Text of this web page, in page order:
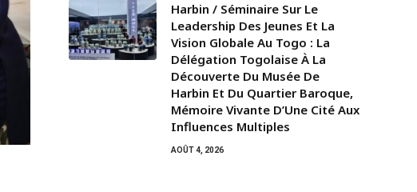
Harbin / Séminaire Sur Le
Leadership Des Jeunes Et La
Vision Globale Au Togo : La
Délégation Togolaise À La
Découverte Du Musée De
Harbin Et Du Quartier Baroque,
Mémoire Vivante D’Une Cité Aux
Influences Multiples
AOÛT 4, 2026